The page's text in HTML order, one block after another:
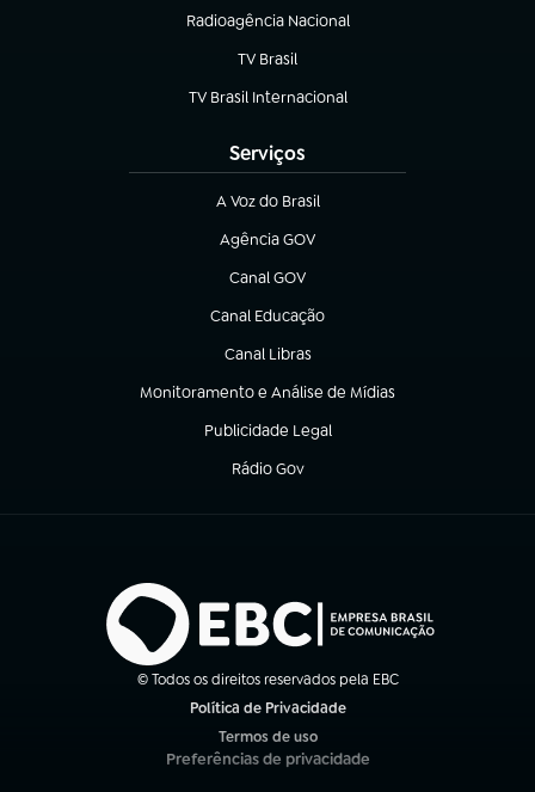
Radioagência Nacional
(abre em nova aba)
TV Brasil
(abre em nova aba)
TV Brasil Internacional
(abre em nova aba)
Serviços
A Voz do Brasil
(abre em nova aba)
Agência GOV
(abre em nova aba)
Canal GOV
(abre em nova aba)
Canal Educação
(abre em nova aba)
Canal Libras
(abre em nova aba)
Monitoramento e Análise de Mídias
(abre em nova aba)
Publicidade Legal
(abre em nova aba)
Rádio Gov
(abre em nova aba)
© Todos os direitos reservados pela EBC
Política de Privacidade
Termos de uso
(abre em nova aba)
Preferências de privacidade